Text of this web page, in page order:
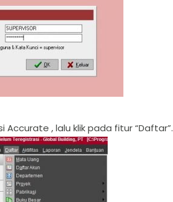
, lalu klik pada fitur “Daftar”.